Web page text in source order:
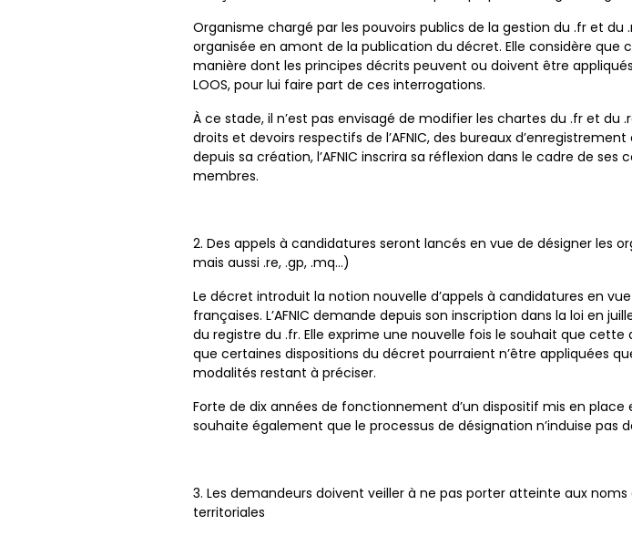
Organisme chargé par les pouvoirs publics de la gestion du .fr et du
organisée en amont de la publication du décret. Elle considère
manière dont les principes décrits peuvent ou doivent être
LOOS, pour lui faire part de ces interrogations.
À ce stade, il n’est pas envisagé de modifier les chartes du .fr et
droits et devoirs respectifs de l’AFNIC, des bureaux
depuis sa création, l’AFNIC inscrira sa réflexion dans le cadre de
membres.
2. Des appels à candidatures seront lancés en vue de désigner les
mais aussi .re, .gp, .mq…)
Le décret introduit la notion nouvelle d’appels à candidatures en
françaises. L’AFNIC demande depuis son inscription dans la loi en
du registre du .fr. Elle exprime une nouvelle fois le souhait que
que certaines dispositions du décret pourraient n’être appliquées
modalités restant à préciser.
Forte de dix années de fonctionnement d’un dispositif mis en place
souhaite également que le processus de désignation n’induise pas
3. Les demandeurs doivent veiller à ne pas porter atteinte aux
territoriales